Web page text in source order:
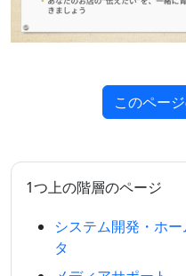
このペー
1つ上の階層のページ
システム開発・ホ
タ